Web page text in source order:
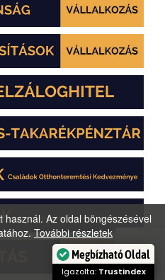
Az oldal böngészésével
További részletek
Megbízható Oldal
Igazolta: Trustindex